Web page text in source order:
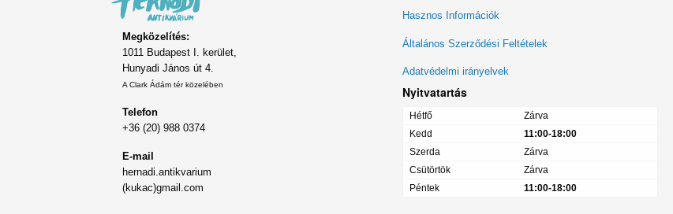
Megközelítés:
1011 Budapest I. kerület,
Hunyadi János út 4.
A Clark Ádám tér közelében
Telefon
+36 (20) 988 0374
E-mail
hernadi.antikvarium
(kukac)gmail.com
Lábléc
menü
Hasznos Információk
Általános Szerződési Feltételek
Adatvédelmi irányelvek
Nyitvatartás
Hétfő
Zárva
Kedd
11:00-18:00
Szerda
Zárva
Csütörtök
Zárva
Péntek
11:00-18:00